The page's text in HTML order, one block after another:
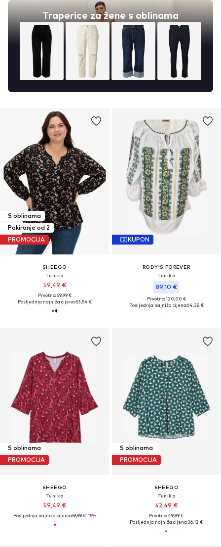
Traperice za žene s oblinama
S oblinama
Pakiranje od 2
PROMOCIJA
SHEEGO
Tunika
59,49 €
Prvotno: 69,99 €
Posljednja najniža cijena:53,54 €
KUPON
RODY’S FOREVER
Tunika
89,10 €
Prvotno: 120,00 €
Posljednja najniža cijena:64,38 €
S oblinama
PROMOCIJA
SHEEGO
Tunika
59,49 €
Posljednja najniža cijena:69,99 €-15%
S oblinama
PROMOCIJA
SHEEGO
Tunika
42,49 €
Prvotno: 49,99 €
Posljednja najniža cijena:36,12 €